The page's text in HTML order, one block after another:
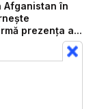
Afganistan în
prezența a...